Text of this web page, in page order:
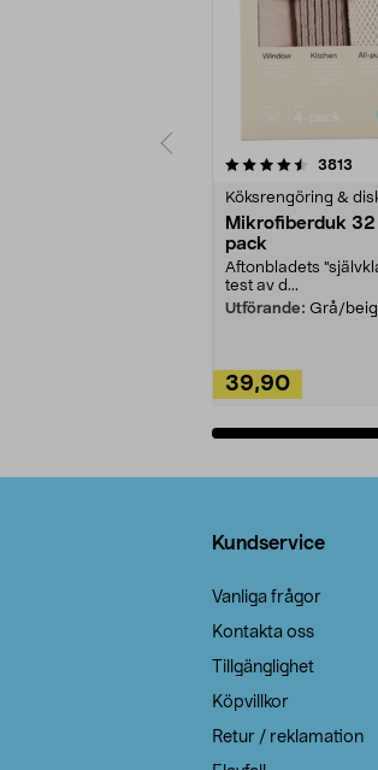
3813
Köksrengöring &
Mikrofiberduk 32
pack
Aftonbladets
test av d...
Utförande: Grå/
39,90
4.0av 5
Kundservice
Vanliga frågor
Kontakta oss
Tillgänglighet
Köpvillkor
Retur / reklamation